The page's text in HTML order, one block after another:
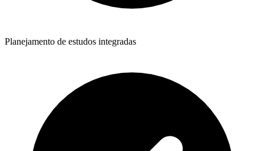
Planejamento de estudos integradas